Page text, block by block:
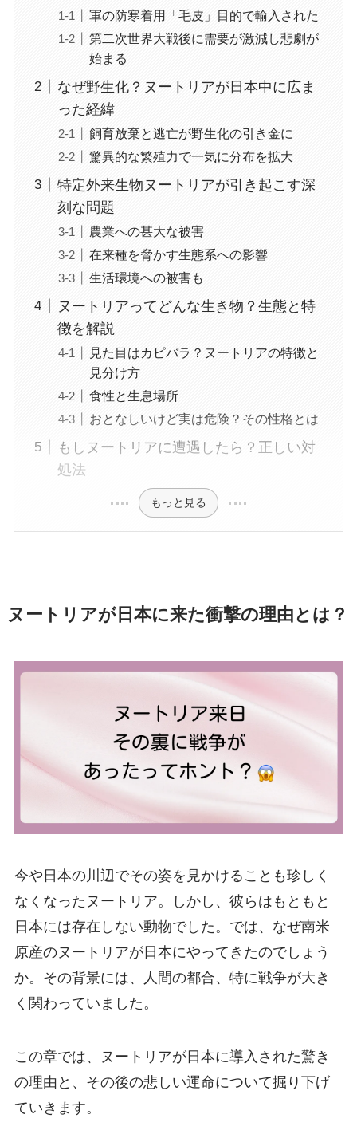
軍の防寒着用「毛皮」目的で輸入された
第二次世界大戦後に需要が激減し悲劇が
始まる
なぜ野生化？ヌートリアが日本中に広ま
った経緯
飼育放棄と逃亡が野生化の引き金に
驚異的な繁殖力で一気に分布を拡大
特定外来生物ヌートリアが引き起こす深
刻な問題
農業への甚大な被害
在来種を脅かす生態系への影響
生活環境への被害も
ヌートリアってどんな生き物？生態と特
徴を解説
見た目はカピバラ？ヌートリアの特徴と
見分け方
食性と生息場所
おとなしいけど実は危険？その性格とは
もしヌートリアに遭遇したら？正しい対
処法
もっと見る
ヌートリアが日本に来た衝撃の理由とは？
今や日本の川辺でその姿を見かけることも珍しく
なくなったヌートリア。しかし、彼らはもともと
日本には存在しない動物でした。では、なぜ南米
原産のヌートリアが日本にやってきたのでしょう
か。その背景には、人間の都合、特に戦争が大き
く関わっていました。
この章では、ヌートリアが日本に導入された驚き
の理由と、その後の悲しい運命について掘り下げ
ていきます。